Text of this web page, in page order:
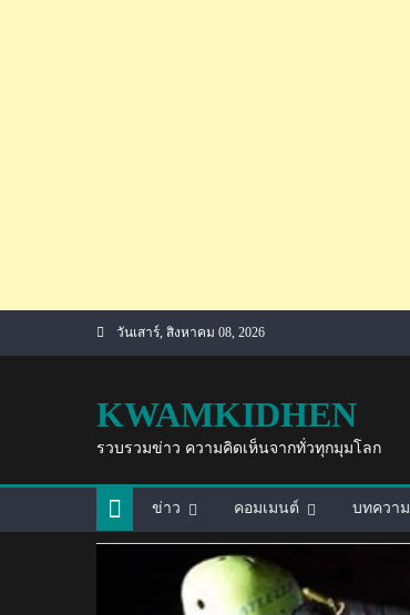
วันเสาร์, สิงหาคม 08, 2026
KWAMKIDHEN
รวบรวมข่าว ความคิดเห็นจากทั่วทุกมุมโลก
ข่าว คอมเมนต์ บทความ